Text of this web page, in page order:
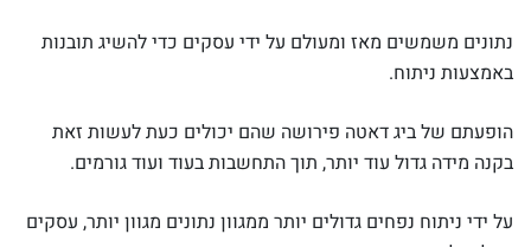
נתונים משמשים מאז ומעולם על ידי עסקים כדי להשיג תובנות
באמצעות ניתוח.
הופעתם של ביג דאטה פירושה שהם יכולים כעת לעשות זאת
בקנה מידה גדול עוד יותר, תוך התחשבות בעוד ועוד גורמים.
על ידי ניתוח נפחים גדולים יותר ממגוון נתונים מגוון יותר, עסקים